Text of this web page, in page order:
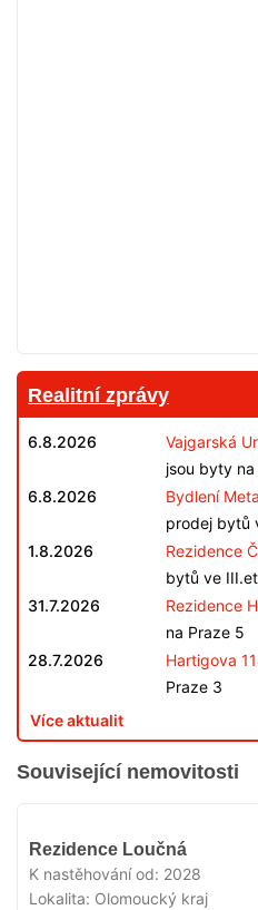
Realitní zprávy
6.8.2026 Vajgarská
jsou byty
6.8.2026
Bydlení
prodej bytů
1.8.2026
Rezidence
bytů ve
31.7.2026
Rezidence
na Praze 5
28.7.2026
Hartigova
Praze 3
Více aktualit
Související nemovitosti
Rezidence Loučná
K nastěhování od: 2028
Lokalita: Olomoucký kraj